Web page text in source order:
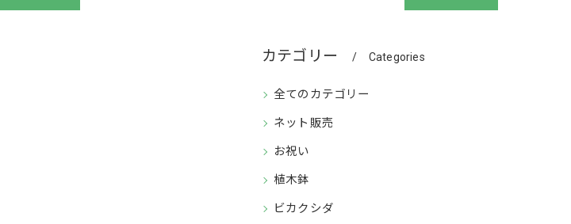
カテゴリー Categories
全てのカテゴリー
ネット販売
お祝い
植木鉢
ビカクシダ